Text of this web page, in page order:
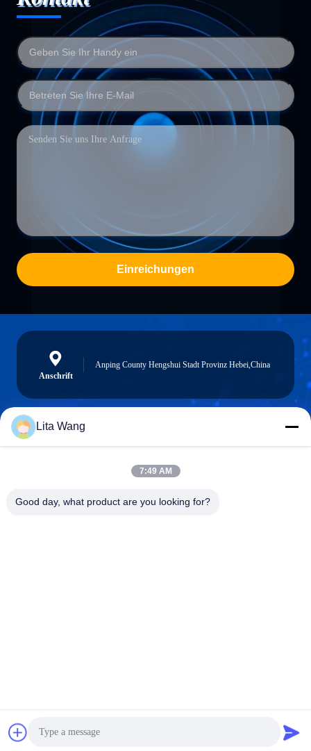
Einreichungen
Anschrift
Anping County Hengshui Stadt Provinz Hebei,China
lita@screenmeshnet.com
Lita Wang
7:49 AM
Good day, what product are you looking for?